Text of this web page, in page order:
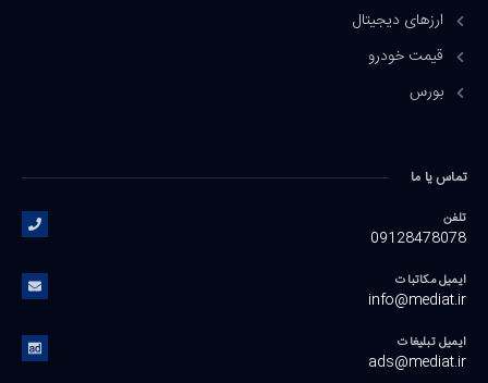
ارزهای دیجیتال
قیمت خودرو
بورس
تماس یا ما
تلفن
09128478078
ایمیل مکاتبات
info@mediat.ir
ایمیل تبلیغات
ads@mediat.ir